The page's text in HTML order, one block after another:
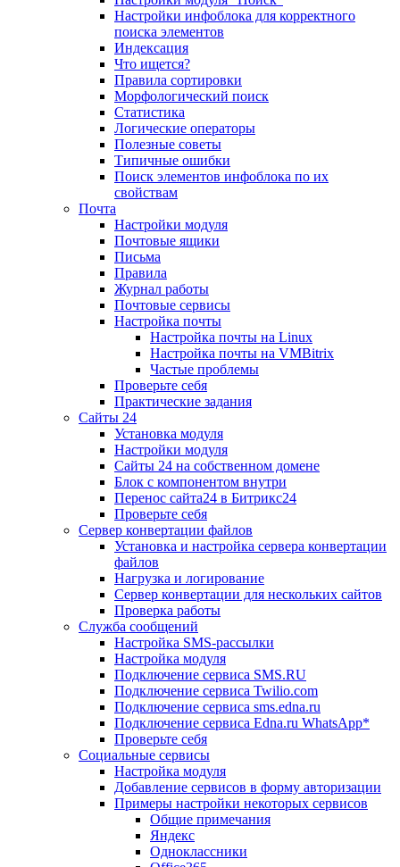
Настройки инфоблока для корректного
поиска элементов
Индексация
Что ищется?
Правила сортировки
Морфологический поиск
Статистика
Логические операторы
Полезные советы
Типичные ошибки
Поиск элементов инфоблока по их
свойствам
Почта
Настройки модуля
Почтовые ящики
Письма
Правила
Журнал работы
Почтовые сервисы
Настройка почты
Настройка почты на Linux
Настройка почты на VMBitrix
Частые проблемы
Проверьте себя
Практические задания
Сайты 24
Установка модуля
Настройки модуля
Сайты 24 на собственном домене
Блок с компонентом внутри
Перенос сайта24 в Битрикс24
Проверьте себя
Сервер конвертации файлов
Установка и настройка сервера конвертации
файлов
Нагрузка и логирование
Сервер конвертации для нескольких сайтов
Проверка работы
Служба сообщений
Настройка SMS-рассылки
Настройка модуля
Подключение сервиса SMS.RU
Подключение сервиса Twilio.com
Подключение сервиса sms.edna.ru
Подключение сервиса Edna.ru WhatsApp*
Проверьте себя
Социальные сервисы
Настройка модуля
Добавление сервисов в форму авторизации
Примеры настройки некоторых сервисов
Общие примечания
Яндекс
Одноклассники